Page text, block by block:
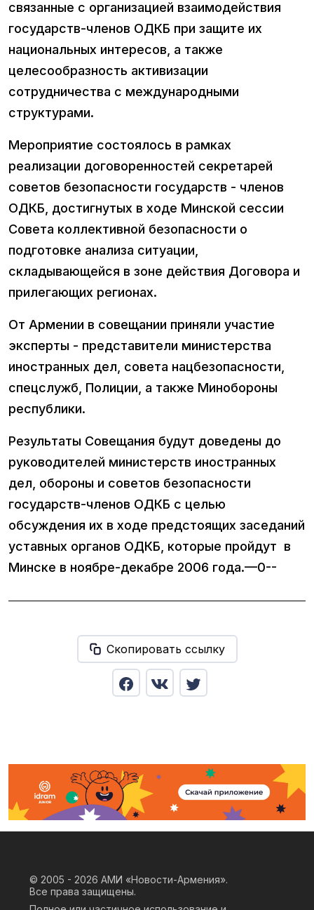
связанные с организацией взаимодействия
государств-членов ОДКБ при защите их
национальных интересов, а также
целесообразность активизации
сотрудничества с международными
структурами.
Мероприятие состоялось в рамках
реализации договоренностей секретарей
советов безопасности государств - членов
ОДКБ, достигнутых в ходе Минской сессии
Совета коллективной безопасности о
подготовке анализа ситуации,
складывающейся в зоне действия Договора и
прилегающих регионах.
От Армении в совещании приняли участие
эксперты - представители министерства
иностранных дел, совета нацбезопасности,
спецслужб, Полиции, а также Минобороны
республики.
Результаты Совещания будут доведены до
руководителей министерств иностранных
дел, обороны и советов безопасности
государств-членов ОДКБ с целью
обсуждения их в ходе предстоящих заседаний
уставных органов ОДКБ, которые пройдут в
Минске в ноябре-декабре 2006 года.—0--
Скопировать ссылку
© 2005 - 2026 АМИ «Новости-Армения».
Все права защищены.